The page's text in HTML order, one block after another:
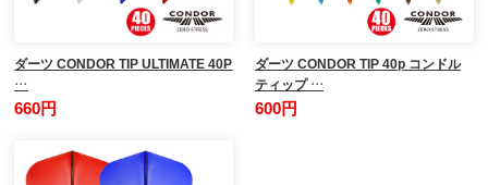
ダーツ CONDOR TIP ULTIMATE 40P
…
660円
ダーツ CONDOR TIP 40p コンドル
ティップ …
600円